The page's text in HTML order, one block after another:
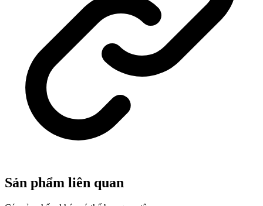
Sản phẩm liên quan